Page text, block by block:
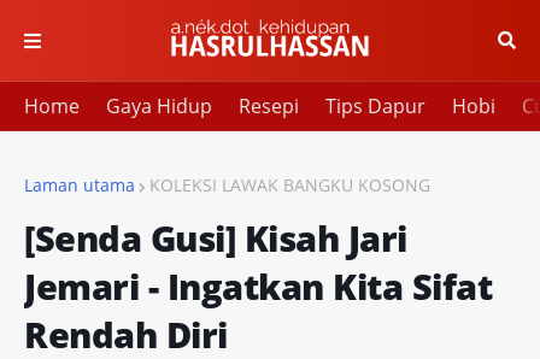
Home Gaya Hidup Resepi Tips Dapur Hobi
Laman utama KOLEKSI LAWAK BANGKU KOSONG
[Senda Gusi] Kisah Jari
Jemari - Ingatkan Kita Sifat
Rendah Diri